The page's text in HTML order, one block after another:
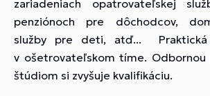
zariadeniach opatrovateľskej
penziónoch pre dôchodcov,
služby pre deti, atď... Praktická
v ošetrovateľskom tíme. Odbornou
štúdiom si zvyšuje kvalifikáciu.